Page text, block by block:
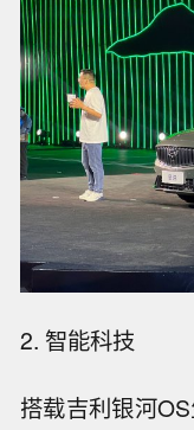
2. 智能科技
搭载吉利银河